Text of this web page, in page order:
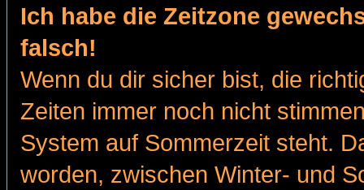
Ich habe die Zeitzone
falsch!
Wenn du dir sicher bist, die
Zeiten immer noch nicht
System auf Sommerzeit steht.
worden, zwischen Winter- und